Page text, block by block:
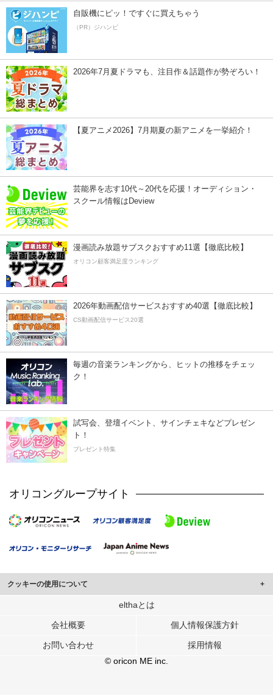
自販機にピッ！ですぐに買えちゃう
（PR）ジハンピ
2026年7月夏ドラマも、注目作＆話題作が勢ぞろい！
【夏アニメ2026】7月期夏の新アニメを一挙紹介！
芸能界を志す10代～20代を応援！オーディション・
スクール情報はDeview
漫画読み放題サブスクおすすめ11選【徹底比較】
オリコン顧客満足度ランキング
2026年動画配信サービスおすすめ40選【徹底比較】
CS動画配信サービス20選
毎週の音楽ランキングから、ヒットの推移をチェッ
ク！
試写会、登壇イベント、サインチェキなどプレゼン
ト！
プレゼント特集
オリコングループサイト
クッキーの使用について
このサイトでは Cookie を使用して、ユーザーに合わせたコンテンツや広告の
行っています。
メディアや広告配信、データ解析の各パートナーに提供しています。
各パートナーは、この情報とユーザーが各パートナーに提供した他の情報や、
ユーザーが各パートナーのサービスを使用したときに収集した他の情報を組み
elthaとは
会社概要 個人情報保護方針
お問い合わせ
採用情報
© oricon ME inc.